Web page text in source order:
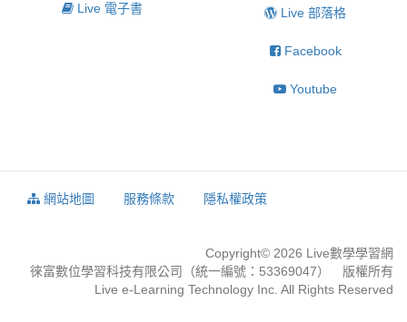
Live 電子書 Live 部落格
Facebook
Youtube
網站地圖 服務條款 隱私權政策
Copyright© 2026 Live數學學習網
徠富數位學習科技有限公司（統一編號：53369047） 版權所有
Live e-Learning Technology Inc. All Rights Reserved